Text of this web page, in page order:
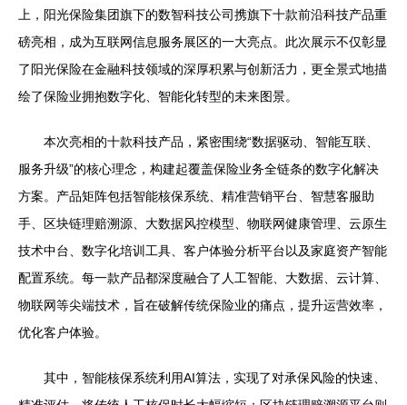
上，阳光保险集团旗下的数智科技公司携旗下十款前沿科技产品重
磅亮相，成为互联网信息服务展区的一大亮点。此次展示不仅彰显
了阳光保险在金融科技领域的深厚积累与创新活力，更全景式地描
绘了保险业拥抱数字化、智能化转型的未来图景。
本次亮相的十款科技产品，紧密围绕“数据驱动、智能互联、
服务升级”的核心理念，构建起覆盖保险业务全链条的数字化解决
方案。产品矩阵包括智能核保系统、精准营销平台、智慧客服助
手、区块链理赔溯源、大数据风控模型、物联网健康管理、云原生
技术中台、数字化培训工具、客户体验分析平台以及家庭资产智能
配置系统。每一款产品都深度融合了人工智能、大数据、云计算、
物联网等尖端技术，旨在破解传统保险业的痛点，提升运营效率，
优化客户体验。
其中，智能核保系统利用AI算法，实现了对承保风险的快速、